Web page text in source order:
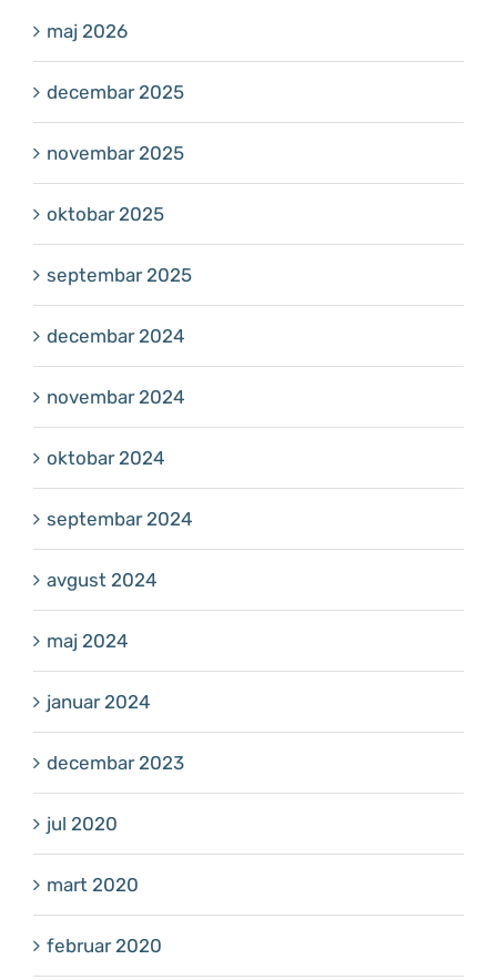
maj 2026
decembar 2025
novembar 2025
oktobar 2025
septembar 2025
decembar 2024
novembar 2024
oktobar 2024
septembar 2024
avgust 2024
maj 2024
januar 2024
decembar 2023
jul 2020
mart 2020
februar 2020